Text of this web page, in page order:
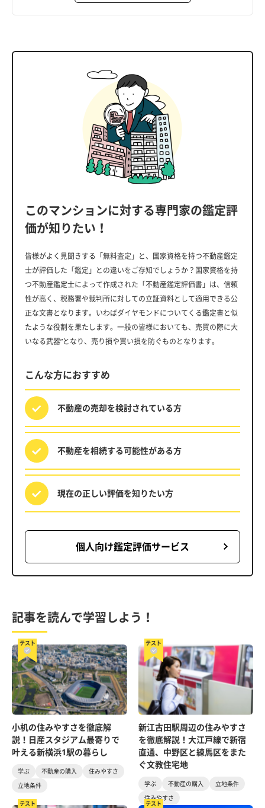
このマンションに対する専門家の鑑定評
価が知りたい！
皆様がよく見聞きする「無料査定」と、国家資格を持つ不動産鑑定
士が評価した「鑑定」との違いをご存知でしょうか？国家資格を持
つ不動産鑑定士によって作成された「不動産鑑定評価書」は、信頼
性が高く、税務署や裁判所に対しての立証資料として適用できる公
正な文書となります。いわばダイヤモンドについてくる鑑定書と似
たような役割を果たします。一般の皆様においても、売買の際に大
いなる武器”となり、売り損や買い損を防ぐものとなります。
こんな方におすすめ
不動産の売却を検討されている方
不動産を相続する可能性がある方
現在の正しい評価を知りたい方
個人向け鑑定評価サービス
記事を読んで学習しよう！
テスト
小机の住みやすさを徹底解
説！日産スタジアム最寄りで
叶える新横浜1駅の暮らし
学ぶ 不動産の購入
住みやすさ
立地条件
テスト
新江古田駅周辺の住みやすさ
を徹底解説！大江戸線で新宿
直通、中野区と練馬区をまた
ぐ文教住宅地
学ぶ 不動産の購入
立地条件
住みやすさ
テスト テスト